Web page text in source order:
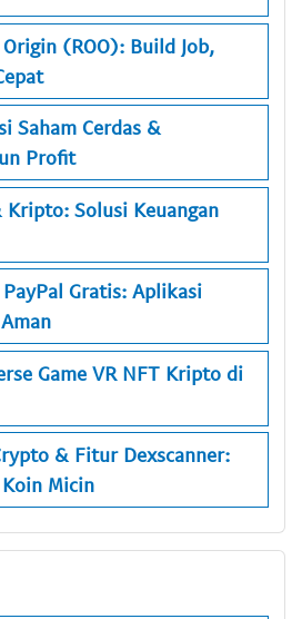
(ROO): Build Job,
Saham Cerdas &
Profit
Kripto: Solusi Keuangan
Gratis: Aplikasi
Game VR NFT Kripto di
& Fitur Dexscanner:
Micin